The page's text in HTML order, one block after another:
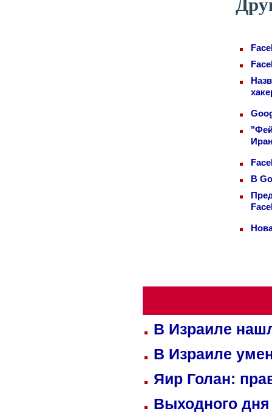
В
В Израиле
В Израиле
Яир Голан:
Выходного